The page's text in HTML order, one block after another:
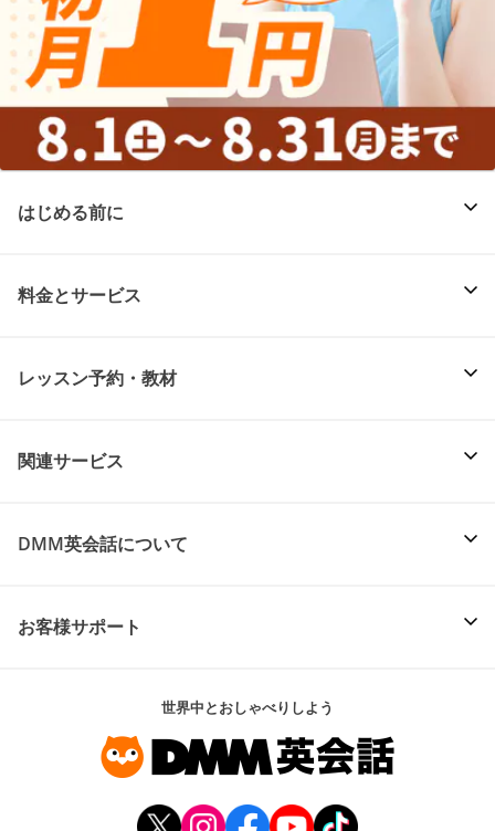
はじめる前に
料金とサービス
レッスン予約・教材
関連サービス
DMM英会話について
お客様サポート
世界中とおしゃべりしよう